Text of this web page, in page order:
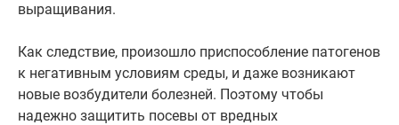
выращивания.
Как следствие, произошло приспособление патогенов
к негативным условиям среды, и даже возникают
новые возбудители болезней. Поэтому чтобы
надежно защитить посевы от вредных